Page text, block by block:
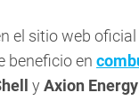
el sitio web oficial
beneficio en
y Axion Energy